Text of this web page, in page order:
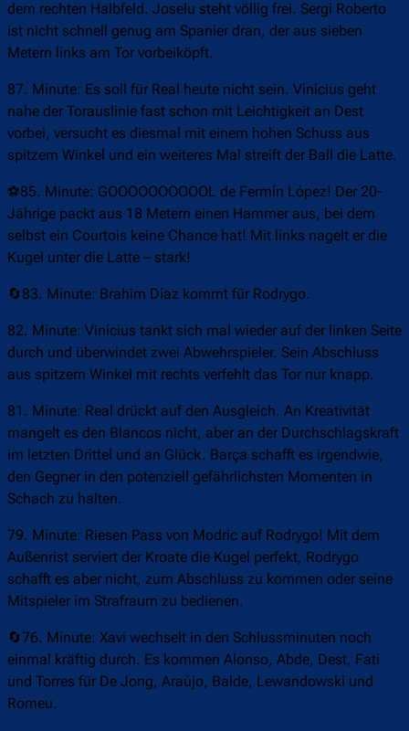
dem rechten Halbfeld. Joselu steht völlig frei. Sergi Roberto
ist nicht schnell genug am Spanier dran, der aus sieben
Metern links am Tor vorbeiköpft.
87. Minute: Es soll für Real heute nicht sein. Vinícius geht
nahe der Torauslinie fast schon mit Leichtigkeit an Dest
vorbei, versucht es diesmal mit einem hohen Schuss aus
spitzem Winkel und ein weiteres Mal streift der Ball die Latte.
⚽85. Minute: GOOOOOOOOOOL de Fermín López! Der 20-
Jährige packt aus 18 Metern einen Hammer aus, bei dem
selbst ein Courtois keine Chance hat! Mit links nagelt er die
Kugel unter die Latte – stark!
🔄83. Minute: Brahim Díaz kommt für Rodrygo.
82. Minute: Vinícius tankt sich mal wieder auf der linken Seite
durch und überwindet zwei Abwehrspieler. Sein Abschluss
aus spitzem Winkel mit rechts verfehlt das Tor nur knapp.
81. Minute: Real drückt auf den Ausgleich. An Kreativität
mangelt es den Blancos nicht, aber an der Durchschlagskraft
im letzten Drittel und an Glück. Barça schafft es irgendwie,
den Gegner in den potenziell gefährlichsten Momenten in
Schach zu halten.
79. Minute: Riesen Pass von Modric auf Rodrygo! Mit dem
Außenrist serviert der Kroate die Kugel perfekt, Rodrygo
schafft es aber nicht, zum Abschluss zu kommen oder seine
Mitspieler im Strafraum zu bedienen.
🔄76. Minute: Xavi wechselt in den Schlussminuten noch
einmal kräftig durch. Es kommen Alonso, Abde, Dest, Fati
und Torres für De Jong, Araújo, Balde, Lewandowski und
Romeu.